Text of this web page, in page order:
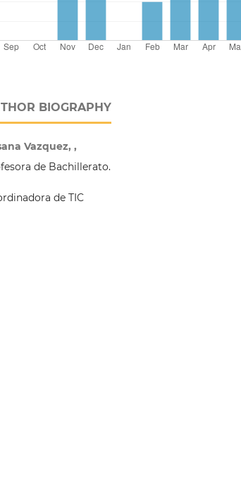
BIOGRAPHY
Vazquez, ,
de Bachillerato.
de TIC